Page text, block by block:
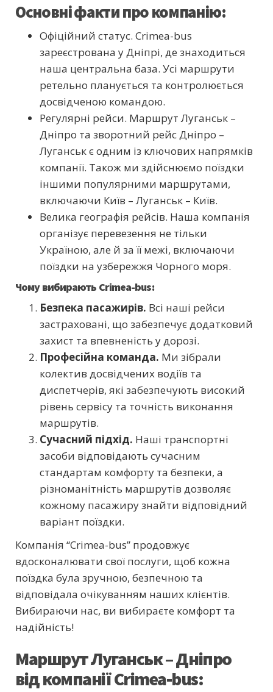
Основні факти про компанію:
Офіційний статус. Crimea-bus
зареєстрована у Дніпрі, де знаходиться
наша центральна база. Усі маршрути
ретельно планується та контролюється
досвідченою командою.
Регулярні рейси. Маршрут Луганськ –
Дніпро та зворотний рейс Дніпро –
Луганськ є одним із ключових напрямків
компанії. Також ми здійснюємо поїздки
іншими популярними маршрутами,
включаючи Київ – Луганськ – Київ.
Велика географія рейсів. Наша компанія
організує перевезення не тільки
Україною, але й за її межі, включаючи
поїздки на узбережжя Чорного моря.
Чому вибирають Crimea-bus:
Безпека пасажирів. Всі наші рейси
застраховані, що забезпечує додатковий
захист та впевненість у дорозі.
Професійна команда. Ми зібрали
колектив досвідчених водіїв та
диспетчерів, які забезпечують високий
рівень сервісу та точність виконання
маршрутів.
Сучасний підхід. Наші транспортні
засоби відповідають сучасним
стандартам комфорту та безпеки, а
різноманітність маршрутів дозволяє
кожному пасажиру знайти відповідний
варіант поїздки.
Компанія “Crimea-bus” продовжує
вдосконалювати свої послуги, щоб кожна
поїздка була зручною, безпечною та
відповідала очікуванням наших клієнтів.
Вибираючи нас, ви вибираєте комфорт та
надійність!
Маршрут Луганськ – Дніпро
від компанії Crimea-bus: